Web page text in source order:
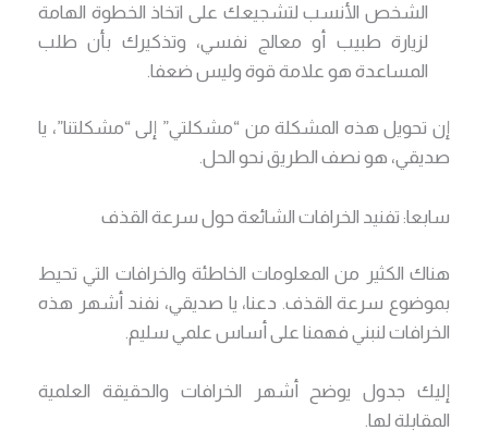
الشخص الأنسب لتشجيعك على اتخاذ الخطوة الهامة
لزيارة طبيب أو معالج نفسي، وتذكيرك بأن طلب
المساعدة هو علامة قوة وليس ضعفا.
إن تحويل هذه المشكلة من “مشكلتي” إلى “مشكلتنا”، يا
صديقي، هو نصف الطريق نحو الحل.
سابعا: تفنيد الخرافات الشائعة حول سرعة القذف
هناك الكثير من المعلومات الخاطئة والخرافات التي تحيط
بموضوع سرعة القذف. دعنا، يا صديقي، نفند أشهر هذه
الخرافات لنبني فهمنا على أساس علمي سليم.
إليك جدول يوضح أشهر الخرافات والحقيقة العلمية
المقابلة لها.